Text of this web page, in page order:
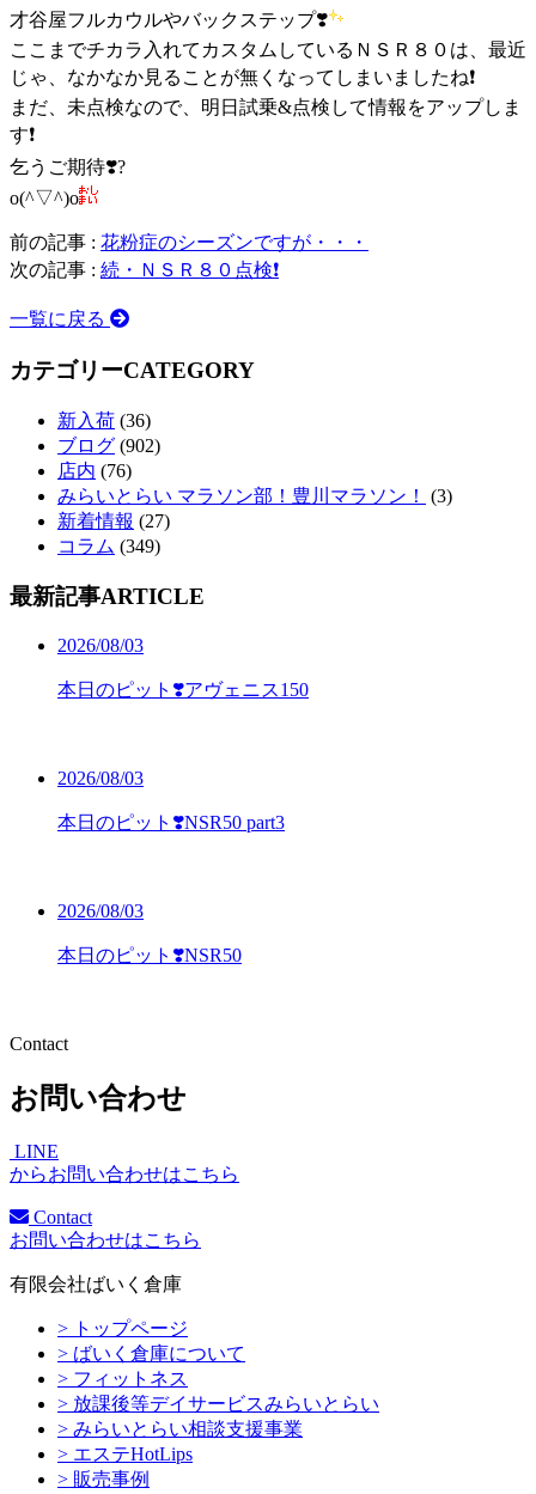
才谷屋フルカウルやバックステップ❣️
ここまでチカラ入れてカスタムしているＮＳＲ８０は、最近
じゃ、なかなか見ることが無くなってしまいましたね❗️
まだ、未点検なので、明日試乗&点検して情報をアップしま
す❗️
乞うご期待❣️?
o(^▽^)o
前の記事 : 花粉症のシーズンですが・・・
次の記事 : 続・ＮＳＲ８０点検❗️
一覧に戻る
カテゴリーCATEGORY
新入荷 (36)
ブログ (902)
店内 (76)
みらいとらい マラソン部！豊川マラソン！
(3)
新着情報 (27)
コラム (349)
最新記事ARTICLE
2026/08/03
本日のピット❣️アヴェニス150
2026/08/03
本日のピット❣️NSR50 part3
2026/08/03
本日のピット❣️NSR50
Contact
お問い合わせ
LINE
からお問い合わせはこちら
Contact
お問い合わせはこちら
有限会社ばいく倉庫
> トップページ
> ばいく倉庫について
> フィットネス
> 放課後等デイサービスみらいとらい
> みらいとらい相談支援事業
> エステHotLips
> 販売事例